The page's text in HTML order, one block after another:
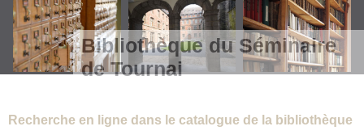
Bibliothèque du Séminaire
de Tournai
Recherche en ligne dans le catalogue de la bibliothèque